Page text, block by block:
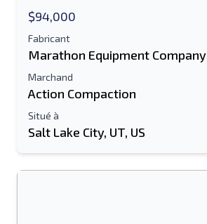
$94,000
Fabricant
Marathon Equipment Company
Marchand
Action Compaction
Situé à
Salt Lake City, UT, US